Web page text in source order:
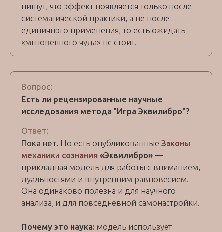
пишут, что эффект появляется только после
систематической практики, а не после
единичного применения, то есть ожидать
«мгновенного чуда» не стоит.
Вопрос:
Есть ли рецензированные научные
исследования метода "Игра Эквилибро"?
Ответ:
Пока нет. Но есть опубликованные Законы
механики сознания «Эквилибро» —
прикладная модель для работы с вниманием,
дуальностями и внутренним равновесием.
Она одинаково полезна и для научного
анализа, и для повседневной самонастройки.
Почему это наука: модель использует